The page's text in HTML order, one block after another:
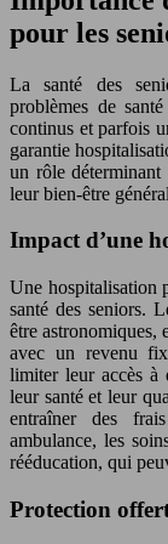
pour les
La santé des
problèmes de
continus et parfois
garantie
un rôle déterminant
leur bien-être
Impact d’une
Une hospitalisation
santé des seniors.
être astronomiques,
avec un revenu
limiter leur accès à
leur santé et leur
entraîner des
ambulance, les
rééducation, qui
Protection